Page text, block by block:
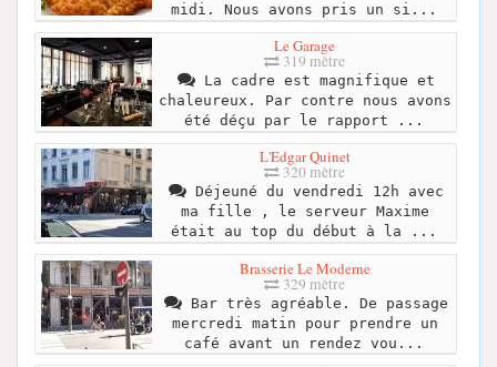
midi. Nous avons pris un si...
Le Garage
319 mètre
La cadre est magnifique et
chaleureux. Par contre nous avons
été déçu par le rapport ...
L'Edgar Quinet
320 mètre
Déjeuné du vendredi 12h avec
ma fille , le serveur Maxime
était au top du début à la ...
Brasserie Le Moderne
329 mètre
Bar très agréable. De passage
mercredi matin pour prendre un
café avant un rendez vou...